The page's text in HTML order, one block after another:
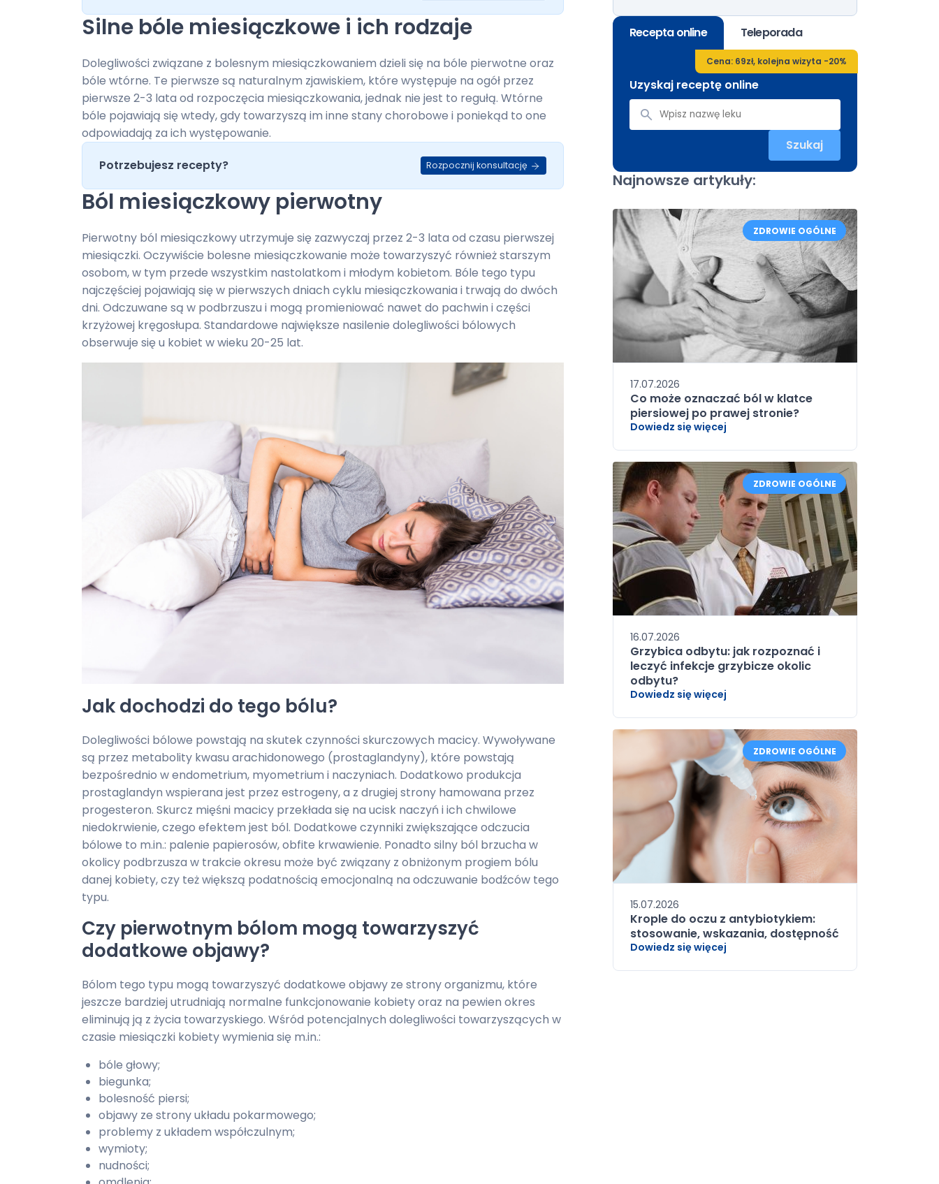
Silne bóle miesiączkowe i ich rodzaje
Dolegliwości związane z bolesnym miesiączkowaniem dzieli się na bóle pierwotne oraz
bóle wtórne. Te pierwsze są naturalnym zjawiskiem, które występuje na ogół przez
pierwsze 2-3 lata od rozpoczęcia miesiączkowania, jednak nie jest to regułą. Wtórne
bóle pojawiają się wtedy, gdy towarzyszą im inne stany chorobowe i poniekąd to one
odpowiadają za ich występowanie.
Potrzebujesz recepty?
Rozpocznij konsultację
Ból miesiączkowy pierwotny
Pierwotny ból miesiączkowy utrzymuje się zazwyczaj przez 2-3 lata od czasu pierwszej
miesiączki. Oczywiście bolesne miesiączkowanie może towarzyszyć również starszym
osobom, w tym przede wszystkim nastolatkom i młodym kobietom. Bóle tego typu
najczęściej pojawiają się w pierwszych dniach cyklu miesiączkowania i trwają do dwóch
dni. Odczuwane są w podbrzuszu i mogą promieniować nawet do pachwin i części
krzyżowej kręgosłupa. Standardowe największe nasilenie dolegliwości bólowych
obserwuje się u kobiet w wieku 20-25 lat.
Jak dochodzi do tego bólu?
Dolegliwości bólowe powstają na skutek czynności skurczowych macicy. Wywoływane
są przez metabolity kwasu arachidonowego (prostaglandyny), które powstają
bezpośrednio w endometrium, myometrium i naczyniach. Dodatkowo produkcja
prostaglandyn wspierana jest przez estrogeny, a z drugiej strony hamowana przez
progesteron. Skurcz mięśni macicy przekłada się na ucisk naczyń i ich chwilowe
niedokrwienie, czego efektem jest ból. Dodatkowe czynniki zwiększające odczucia
bólowe to m.in.: palenie papierosów, obfite krwawienie. Ponadto silny ból brzucha w
okolicy podbrzusza w trakcie okresu może być związany z obniżonym progiem bólu
danej kobiety, czy też większą podatnością emocjonalną na odczuwanie bodźców tego
typu.
Czy pierwotnym bólom mogą towarzyszyć
dodatkowe objawy?
Bólom tego typu mogą towarzyszyć dodatkowe objawy ze strony organizmu, które
jeszcze bardziej utrudniają normalne funkcjonowanie kobiety oraz na pewien okres
eliminują ją z życia towarzyskiego. Wśród potencjalnych dolegliwości towarzyszących w
czasie miesiączki kobiety wymienia się m.in.:
bóle głowy;
biegunka;
bolesność piersi;
objawy ze strony układu pokarmowego;
problemy z układem współczulnym;
wymioty;
nudności;
Recepta online Teleporada
Cena: 69zł, kolejna wizyta -20%
Uzyskaj receptę online
Szukaj
Najnowsze artykuły:
17.07.2026
Co może oznaczać ból w klatce
piersiowej po prawej stronie?
Dowiedz się więcej
ZDROWIE OGÓLNE
16.07.2026
Grzybica odbytu: jak rozpoznać i
leczyć infekcje grzybicze okolic
odbytu?
Dowiedz się więcej
ZDROWIE OGÓLNE
15.07.2026
Krople do oczu z antybiotykiem:
stosowanie, wskazania, dostępność
Dowiedz się więcej
ZDROWIE OGÓLNE